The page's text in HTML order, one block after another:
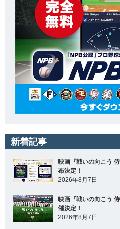
新着記事
映画『戦いの向こう
布決定！
2026年8月7日
映画『戦いの向こう
催決定！
2026年8月7日